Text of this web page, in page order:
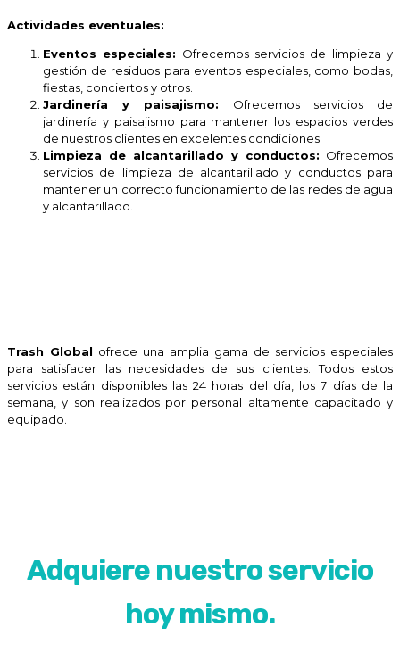
Actividades eventuales:
Eventos especiales: Ofrecemos servicios de limpieza y
gestión de residuos para eventos especiales, como bodas,
fiestas, conciertos y otros.
Jardinería y paisajismo: Ofrecemos servicios de
jardinería y paisajismo para mantener los espacios verdes
de nuestros clientes en excelentes condiciones.
Limpieza de alcantarillado y conductos: Ofrecemos
servicios de limpieza de alcantarillado y conductos para
mantener un correcto funcionamiento de las redes de agua
y alcantarillado.
Trash Global ofrece una amplia gama de servicios especiales
para satisfacer las necesidades de sus clientes. Todos estos
servicios están disponibles las 24 horas del día, los 7 días de la
semana, y son realizados por personal altamente capacitado y
equipado.
Adquiere nuestro servicio
hoy mismo.